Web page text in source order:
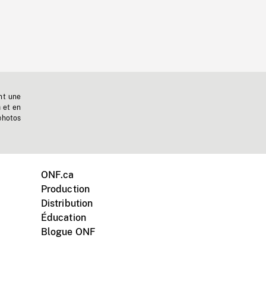
une
et en
ONF.ca
Production
Distribution
Éducation
Blogue ONF